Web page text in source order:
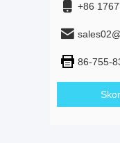
+86
86-755-